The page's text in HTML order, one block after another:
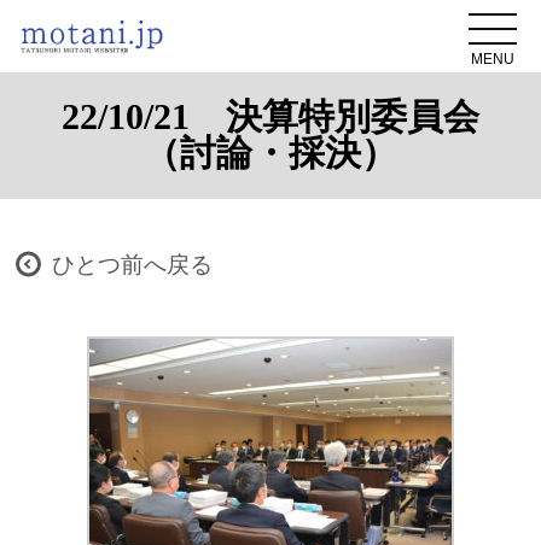
MENU
22/10/21 決算特別委員会
（討論・採決）
ひとつ前へ戻る